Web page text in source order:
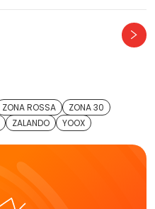
ZONA ROSSA
ZONA 30
ZALANDO YOOX